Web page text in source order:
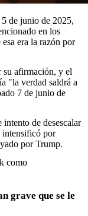
de junio de 2025,
en los
era la razón por
su afirmación, y el
"la verdad saldrá a
7 de junio de
de desescalar
intensificó por
por Trump.
como
grave que se le